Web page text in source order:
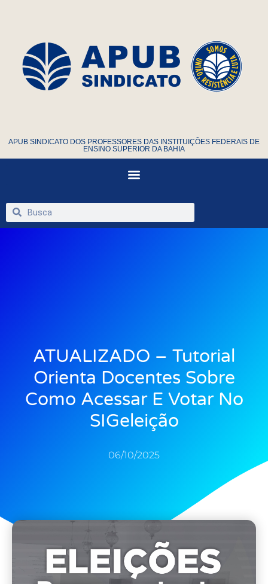
APUB SINDICATO DOS PROFESSORES DAS INSTITUIÇÕES FEDERAIS DE
ENSINO SUPERIOR DA BAHIA
ATUALIZADO – Tutorial
Orienta Docentes Sobre
Como Acessar E Votar No
SIGeleição
06/10/2025